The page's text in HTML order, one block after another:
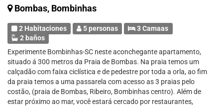
Bombas, Bombinhas
2 Habitaciones 5 personas
3 Camaas
2 baños
Experimente Bombinhas-SC neste aconchegante apartamento,
situado á 300 metros da Praia de Bombas. Na praia temos um
calçadão com faixa ciclística e de pedestre por toda a orla, ao fim
da praia temos a uma passarela com acesso as 3 praias pelo
costão, (praia de Bombas, Ribeiro, Bombinhas centro). Além de
estar próximo ao mar, você estará cercado por restaurantes,